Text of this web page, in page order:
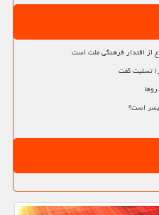
از اقتدار فرهنگی ملت است
تسلیت گفت
است؟